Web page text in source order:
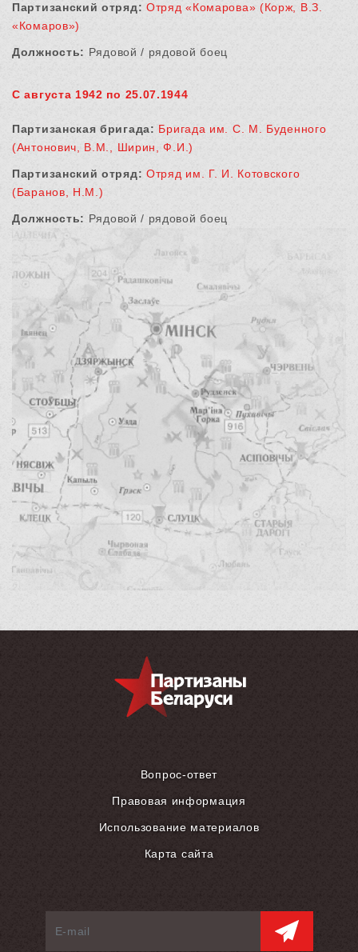
Партизанский отряд: Отряд «Комарова» (Корж, В.З.
«Комаров»)
Должность: Рядовой / рядовой боец
С августа 1942 по 25.07.1944
Партизанская бригада: Бригада им. С. М. Буденного
(Антонович, В.М., Ширин, Ф.И.)
Партизанский отряд: Отряд им. Г. И. Котовского
(Баранов, Н.М.)
Должность: Рядовой / рядовой боец
Вопрос-ответ
Правовая информация
Использование материалов
Карта сайта